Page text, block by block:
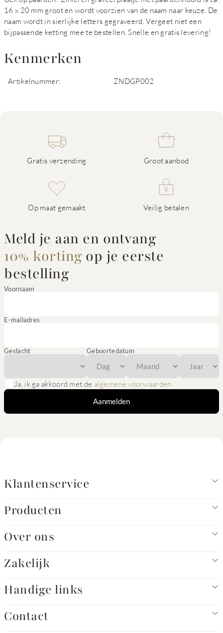
16 x 20 mm groot en wordt voorzien van de naam naar keuze. De
naam wordt in sierlijke letters gegraveerd. Vergeet niet een
bijpassende ketting mee te bestellen. Snelle en gratis levering!
Kenmerken
Artikelnummer: ZNDGP002
Gratis verzending Groot aanbod
Op maat gemaakt Veilig betalen
Meld je aan en ontvang
10% korting op je eerste
bestelling
Voornaam
E-mailadres
Geslacht Geboortedatum
Ja, ik ga akkoord met de algemene voorwaarden
Aanmelden
Klantenservice
Producten
Over ons
Zakelijk
Handige links
Contact